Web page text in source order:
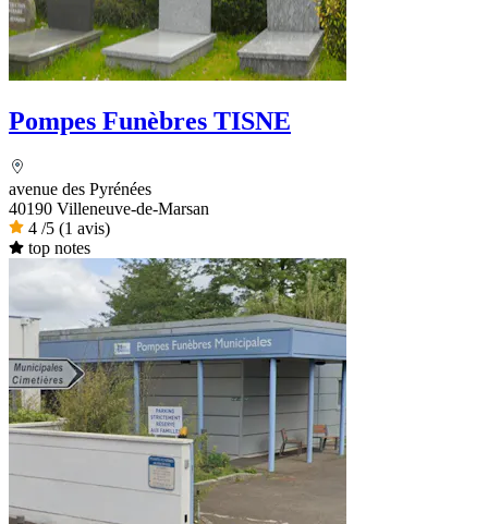
Pompes Funèbres TISNE
avenue des Pyrénées
40190 Villeneuve-de-Marsan
4 /5 (1 avis)
top notes